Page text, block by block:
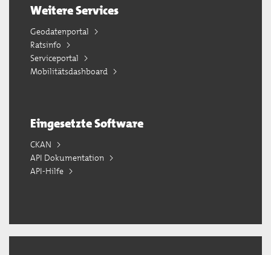
Weitere Services
Geodatenportal
Ratsinfo
Serviceportal
Mobilitätsdashboard
Eingesetzte Software
CKAN
API Dokumentation
API-Hilfe